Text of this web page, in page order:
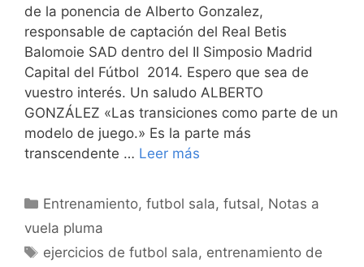
de la ponencia de Alberto Gonzalez,
responsable de captación del Real Betis
Balomoie SAD dentro del II Simposio Madrid
Capital del Fútbol 2014. Espero que sea de
vuestro interés. Un saludo ALBERTO
GONZÁLEZ «Las transiciones como parte de un
modelo de juego.» Es la parte más
transcendente … Leer más
Categorías
Entrenamiento,futbol sala,futsal, Notas a
vuela pluma
Etiquetas
ejercicios de futbol sala, entrenamiento de